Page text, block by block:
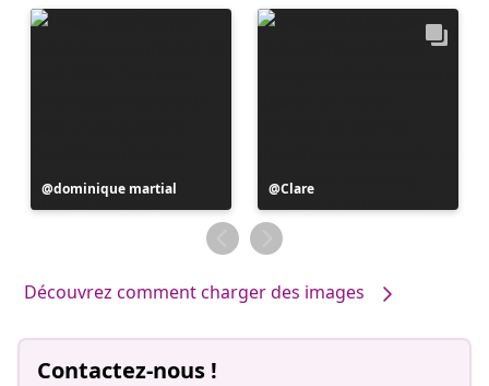
Publication
publiée
dominique martial
Publication
publiée
par
Clare
Découvrez comment charger des images
Contactez-nous !